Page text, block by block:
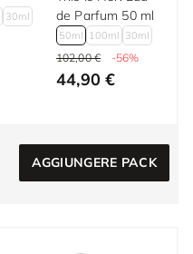
30ml
de Parfum 50 ml
50ml 100ml 30ml
102,00 € -56%
44,90 €
AGGIUNGERE PACK